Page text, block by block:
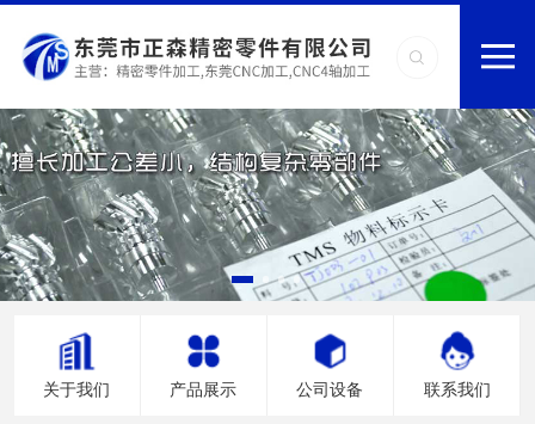
关于我们 产品展示 公司设备 联系我们